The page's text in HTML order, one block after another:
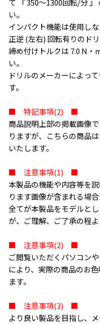
て 『 350〜1300回転/分
い。
インパクト機能は使用しな
正逆 (左右) 回転有りのド
締め付けトルクは 7.0 N・
い。
ドリルのメーカーによっ
す。
■ 特記事項(2) ■
商品説明上部の掲載画像
りますが、こちらの商品
いたします。
■ 注意事項(1) ■
本製品の機能や内容等を
ります画像が含まれる場合
全てが本製品をモデルと
が、ご理解、ご了承の程
■ 注意事項(2) ■
ご閲覧いただくパソコン
により、実際の商品のお
ます。
■ 注意事項(3) ■
より良い製品を目指し、